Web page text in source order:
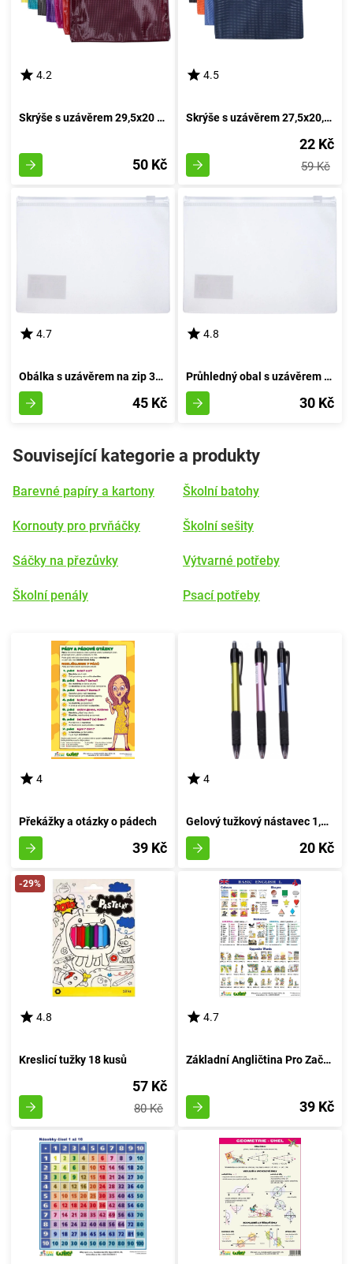
4.2
Skrýše s uzávěrem 29,5x20 cm
50 Kč
4.5
Skrýše s uzávěrem 27,5x20,5 cm
22 Kč
59 Kč
4.7
Obálka s uzávěrem na zip 33x24 cm - Průhledná
45 Kč
4.8
Průhledný obal s uzávěrem na zip rozměrů 26,5x18,3 cm
30 Kč
Související kategorie a produkty
Barevné papíry a kartony
Kornouty pro prvňáčky
Sáčky na přezůvky
Školní penály
Školní batohy
Školní sešity
Výtvarné potřeby
Psací potřeby
4
Překážky a otázky o pádech
39 Kč
4
Gelový tužkový nástavec 1,0mm (modrá inkoustová náplň)
20 Kč
-29%
4.8
Kreslicí tužky 18 kusů
57 Kč
80 Kč
4.7
Základní Angličtina Pro Začátečníky - Formát A4
39 Kč